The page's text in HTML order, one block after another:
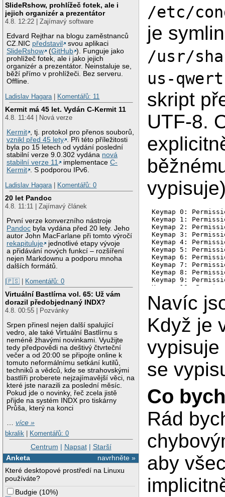
SlideRshow, prohlížeč fotek, ale i
jejich organizér a prezentátor
4.8. 12:22 | Zajímavý software
Edvard Rejthar na blogu zaměstnanců
CZ.NIC představil
svou aplikaci
SlideRshow
(GitHub ). Funguje jako
prohlížeč fotek, ale i jako jejich
organizér a prezentátor. Neinstaluje se,
běží přímo v prohlížeči. Bez serveru.
Offline.
Ladislav Hagara | Komentářů: 11
Kermit má 45 let. Vydán C-Kermit 11
4.8. 11:44 | Nová verze
Kermit
, tj. protokol pro přenos souborů,
vznikl před 45 lety
. Při této příležitosti
byla po 15 letech od vydání poslední
stabilní verze 9.0.302 vydána nová
stabilní verze 11
implementaceC-
Kermit
. S podporou IPv6.
Ladislav Hagara | Komentářů: 0
20 let Pandoc
4.8. 11:11 | Zajímavý článek
První verze konverzního nástroje
Pandoc byla vydána před 20 lety. Jeho
autor John MacFarlane při tomto výročí
rekapituluje
jednotlivé etapy vývoje
a přidávání nových funkcí – rozšíření
nejen Markdownu a podporu mnoha
dalších formátů.
|🇵🇸 | Komentářů: 0
Virtuální Bastlírna vol. 65: Už vám
dorazil předobjednaný INDX?
4.8. 00:55 | Pozvánky
Srpen přinesl nejen další spalující
vedro, ale také Virtuální Bastlírnu s
neméně žhavými novinkami. Využijte
tedy předpovědi na deštivý čtvrteční
večer a od 20:00 se připojte online k
tomuto neformálnímu setkání kutilů,
techniků a vědců, kde se strahovskými
bastlíři proberete nejzajímavější věci, na
které jste narazili za poslední měsíc.
Pokud jde o novinky, řeč zcela jistě
přijde na systém INDX pro tiskárny
Průša, který na konci
…více »
bkralik
Komentářů: 0
Centrum | Napsat| Starší
navrhněte »
Anketa
Které desktopové prostředí na Linuxu
používáte?
Budgie (10%)
/etc/
je
/usr/
us-
skript
UTF-8.
Keymap 0:
Keymap 1:
Keymap 2:
Keymap 3:
Keymap 4:
Keymap 5:
Keymap 6:
Keymap 7:
Keymap 8:
Keymap 9:
Keymap 10:
Keymap 11:
Keymap 12:
Keymap 13:
Keymap 14:
Keymap 15:
KDSKBENT:
loadkeys: could
Navíc
Když je
vypisuje
se
Co
Rád
aby